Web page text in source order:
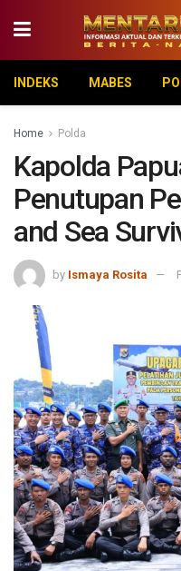
INDEKS MABES
Home Polda
Kapolda
Penutupan
and Sea
by Ismaya Rosita